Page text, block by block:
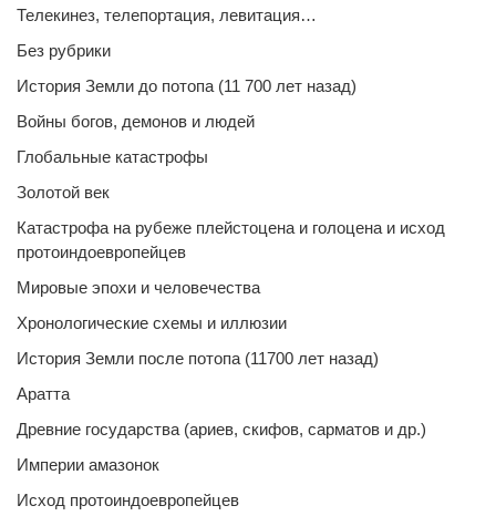
Телекинез, телепортация, левитация…
Без рубрики
История Земли до потопа (11 700 лет назад)
Войны богов, демонов и людей
Глобальные катастрофы
Золотой век
Катастрофа на рубеже плейстоцена и голоцена и исход
протоиндоевропейцев
Мировые эпохи и человечества
Хронологические схемы и иллюзии
История Земли после потопа (11700 лет назад)
Аратта
Древние государства (ариев, скифов, сарматов и др.)
Империи амазонок
Исход протоиндоевропейцев